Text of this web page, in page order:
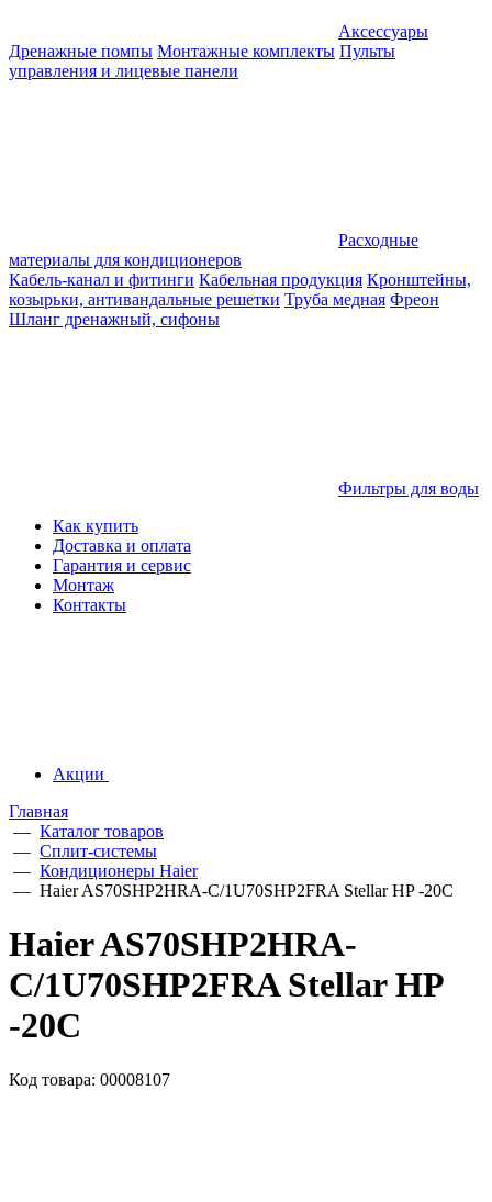
Аксессуары
Дренажные помпы Монтажные комплекты Пульты
управления и лицевые панели
Расходные
материалы для кондиционеров
Кабель-канал и фитинги Кабельная продукция Кронштейны,
козырьки, антивандальные решетки Труба медная Фреон
Шланг дренажный, сифоны
Фильтры для воды
Как купить
Доставка и оплата
Гарантия и сервис
Монтаж
Контакты
Акции
Главная
— Каталог товаров
— Сплит-системы
— Кондиционеры Haier
— Haier AS70SHP2HRA-C/1U70SHP2FRA Stellar HP -20С
Haier AS70SHP2HRA-
C/1U70SHP2FRA Stellar HP
-20С
Код товара: 00008107